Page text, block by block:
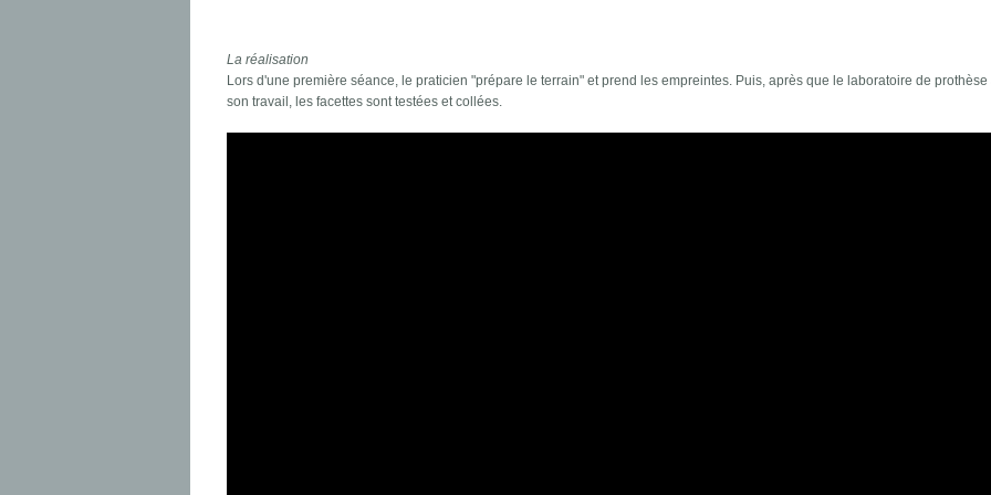
La réalisation
Lors d'une première séance, le praticien "prépare le terrain" et prend les empreintes. Puis, après que le laboratoire de prothèse
son travail, les facettes sont testées et collées.